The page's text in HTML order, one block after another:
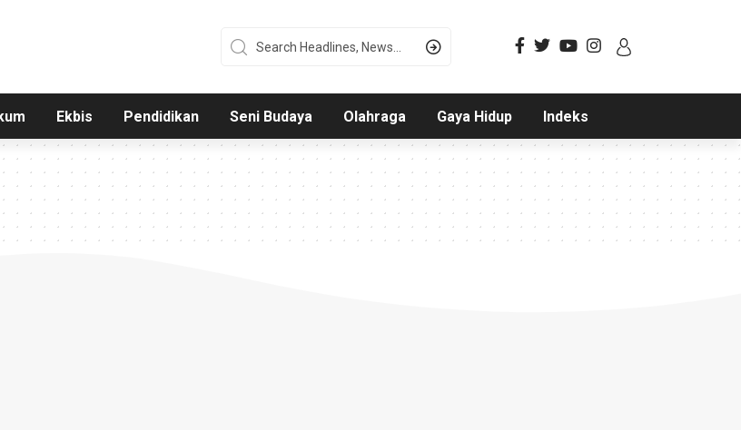
Ekbis Pendidikan Seni Budaya Olahraga Gaya Hidup Indeks